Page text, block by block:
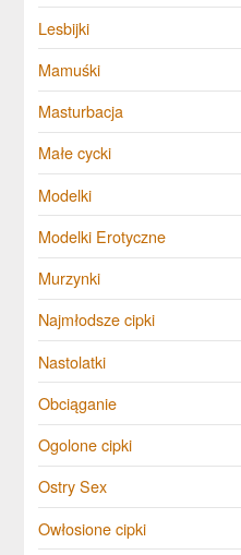
Lesbijki
Mamuśki
Masturbacja
Małe cycki
Modelki
Modelki Erotyczne
Murzynki
Najmłodsze cipki
Nastolatki
Obciąganie
Ogolone cipki
Ostry Sex
Owłosione cipki